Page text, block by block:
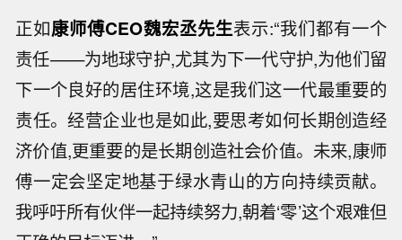
“食·裳”进一步把环保面料搬上T台,用时尚语言讲
述循环再生的故事——废弃塑料不仅能“造万物”,
还能“美出圈”。这正是康师傅“eESG”理念的体现:
在传统ESG框架中注入经济性,让绿色行为产生实
实在在的商业回报。”
结语